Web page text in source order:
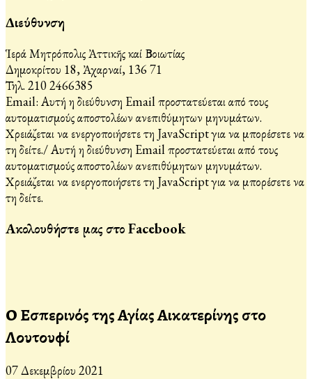
Διεύθυνση
Ἱερά Μητρόπολις Ἀττικῆς καί Βοιωτίας
Δημοκρίτου 18, Ἀχαρναί, 136 71
Τηλ. 210 2466385
Email: Αυτή η διεύθυνση Email προστατεύεται από τους
αυτοματισμούς αποστολέων ανεπιθύμητων μηνυμάτων.
Χρειάζεται να ενεργοποιήσετε τη JavaScript για να μπορέσετε να
τη δείτε./Αυτή η διεύθυνση Email προστατεύεται από τους
αυτοματισμούς αποστολέων ανεπιθύμητων μηνυμάτων.
Χρειάζεται να ενεργοποιήσετε τη JavaScript για να μπορέσετε να
τη δείτε.
Ακολουθήστε μας στο Facebook
Ο Εσπερινός της Αγίας Αικατερίνης στο
Λουτουφί
07 Δεκεμβρίου 2021